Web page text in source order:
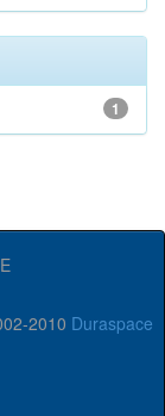
1
2010 Duraspace